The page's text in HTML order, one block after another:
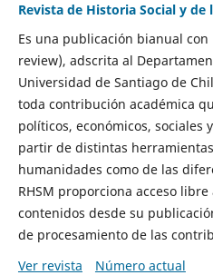
Revista de Historia Social y de
Es una publicación bianual
review), adscrita al
Universidad de Santiago de
toda contribución académica
políticos, económicos, sociales
partir de distintas
humanidades como de las
RHSM proporciona acceso
contenidos desde su
de procesamiento de las
Ver revista
Número actual